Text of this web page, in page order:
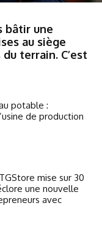
bâtir une
au siège
terrain. C’est
potable :
de production
mise sur 30
une nouvelle
avec